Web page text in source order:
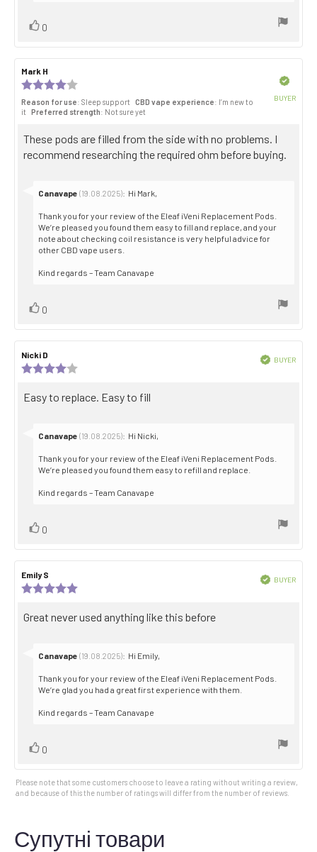
Vote
0
Review
author:
Mark H
date:
4.0
out
5
stars
Reason for use: Sleep support CBD vape experience: I’m new to
it
Preferred strength: Not sure yet
BUYER
Review
text:
These pods are filled from the side with no problems. I
recommend researching the required ohm before buying.
Reply
Canavape (19.08.2025): Hi Mark,
Thank you for your review of the Eleaf iVeni Replacement Pods.
We’re pleased you found them easy to fill and replace, and your
note about checking coil resistance is very helpful advice for
other CBD vape users.
Kind regards – Team Canavape
Vote
0
Review
author:
Nicki D
date:
out
stars
BUYER
Review
Easy to replace. Easy to fill
Reply
Canavape (19.08.2025): Hi Nicki,
Thank you for your review of the Eleaf iVeni Replacement Pods.
We’re pleased you found them easy to refill and replace.
Kind regards – Team Canavape
Vote
0
Review
author:
Emily S
date:
out
stars
BUYER
Review
Great never used anything like this before
Reply
Canavape (19.08.2025): Hi Emily,
Thank you for your review of the Eleaf iVeni Replacement Pods.
We’re glad you had a great first experience with them.
Kind regards – Team Canavape
Vote
0
Please note that some customers choose to leave a rating without writing a review,
and because of this the number of ratings will differ from the number of reviews.
Супутні товари